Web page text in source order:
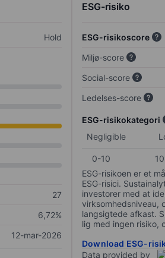
Hold
27
6,72%
12-mar-2026
ESG-risiko
ESG-risikoscore
Miljø-score
Social-score
Ledelses-score
ESG-risikokategori
Negligible
0-10
ESG-risikoen er et
ESG-risici.
investorer med at
virksomhedsniveau,
langsigtede afkast.
lig med ingen risiko,
Download ESG-
Data provided by